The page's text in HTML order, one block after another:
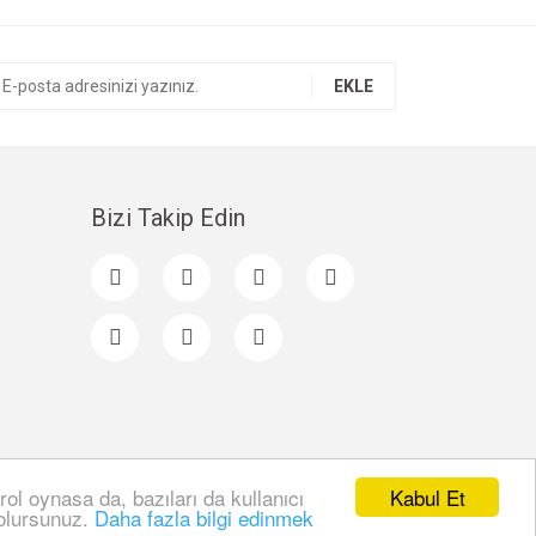
Kabul Et
oynasa da, bazıları da kullanıcı
Daha fazla bilgi edinmek
EKLE
Bizi Takip Edin